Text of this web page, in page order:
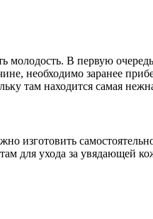
молодость. В первую
необходимо заранее
там находится самая
изготовить
для ухода за увядающей